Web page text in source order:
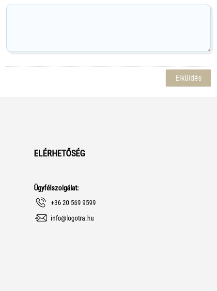
ELÉRHETŐSÉG
Ügyfélszolgálat:
+36 20 569 9599
info@logotra.hu